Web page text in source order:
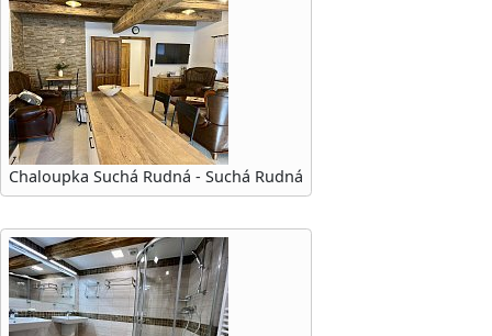
Chaloupka Suchá Rudná - Suchá Rudná